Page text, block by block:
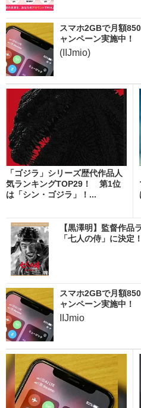
スマホ2GBで月額
ャンペーン実施中！
(IIJmio)
「ゴジラ」シリーズ歴代作品人
気ランキングTOP29！ 第1位
は「シン・ゴジラ」！...
【黒澤明】監督作
「七人の侍」に決定
スマホ2GBで月額
ャンペーン実施中！
IIJmio